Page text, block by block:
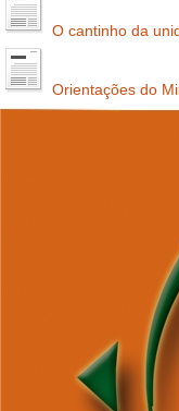
O cantinho da
Orientações do